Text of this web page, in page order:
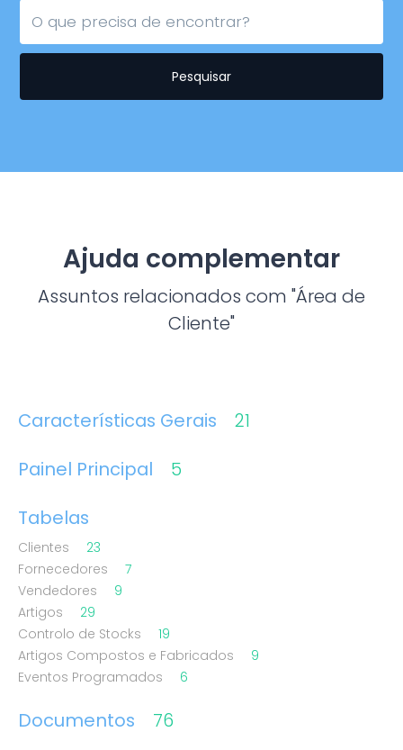
Pesquisar
Ajuda complementar
Assuntos relacionados com "Área de
Cliente"
Características Gerais
21
Painel Principal
5
Tabelas
Clientes
23
Fornecedores
7
Vendedores
9
Artigos
29
Controlo de Stocks
19
Artigos Compostos e Fabricados
9
Eventos Programados
6
Documentos
76